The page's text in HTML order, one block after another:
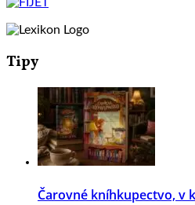
Tipy
Čarovné kníhkupectvo, v